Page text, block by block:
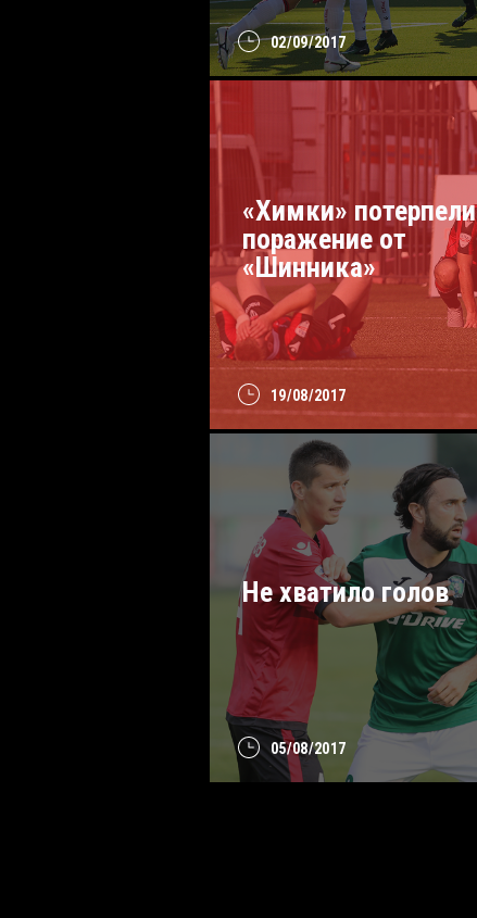
02/09/2017
19/08/2017
«Химки» потерпели
поражение от
«Шинника»
05/08/2017
Не хватило голов